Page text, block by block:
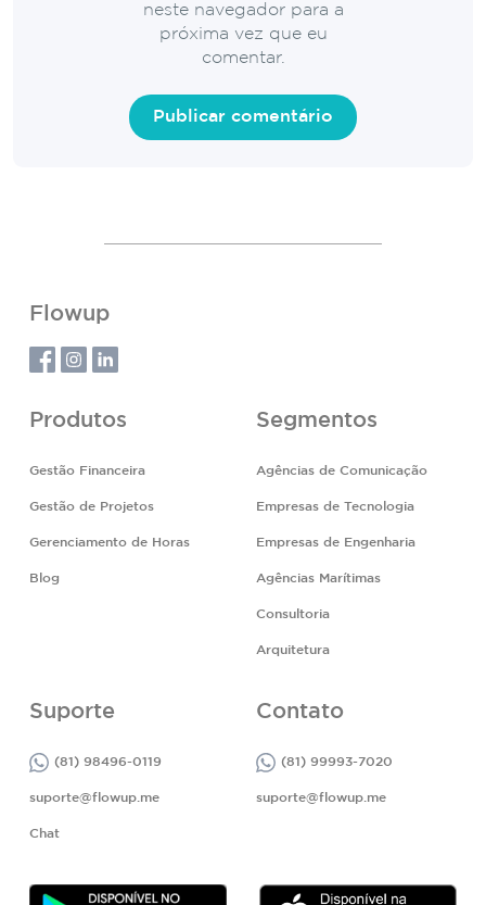
neste navegador para a
próxima vez que eu
comentar.
Flowup
Produtos
Gestão Financeira
Gestão de Projetos
Gerenciamento de Horas
Blog
Segmentos
Agências de Comunicação
Empresas de Tecnologia
Empresas de Engenharia
Agências Marítimas
Consultoria
Arquitetura
Suporte
(81) 98496-0119
suporte@flowup.me
Chat
Contato
(81) 99993-7020
suporte@flowup.me